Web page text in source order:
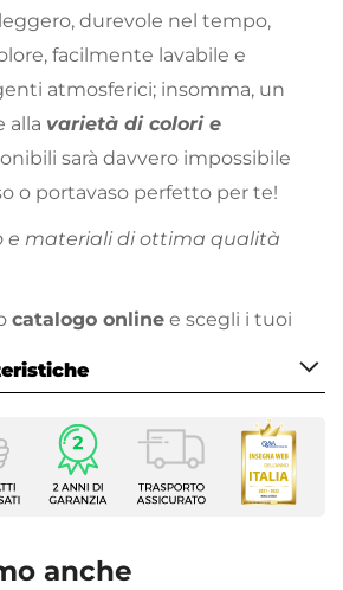
durevole nel tempo,
facilmente lavabile e
atmosferici; insomma, un
alla varietà di colori e
sarà davvero impossibile
o portavaso perfetto per te!
e materiali di ottima qualità
catalogo online e scegli i tuoi
anche